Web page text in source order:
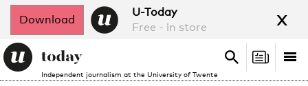
Download
U-Today
Free - in store
x
Independent journalism at the University of Twente
Search
Search